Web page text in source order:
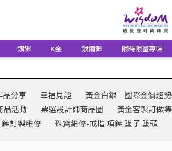
鑽飾 K金 銀鋼飾 限時限量專區
品分享 幸福見證 黃金白銀│國際金價趨勢
品活動
票選設計師商品圖 黃金客製訂做集
訂製維修
珠寶維修-戒指.項鍊.墜子.墜頭.